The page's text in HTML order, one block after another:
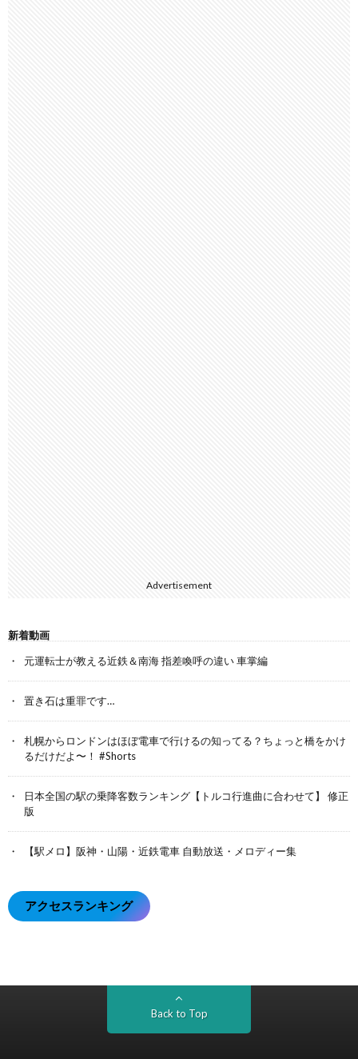
Advertisement
新着動画
元運転士が教える近鉄＆南海 指差喚呼の違い 車掌編
置き石は重罪です…
札幌からロンドンはほぼ電車で行けるの知ってる？ちょっと橋をかけ
るだけだよ〜！ #Shorts
日本全国の駅の乗降客数ランキング【トルコ行進曲に合わせて】 修正
版
【駅メロ】阪神・山陽・近鉄電車 自動放送・メロディー集
アクセスランキング
Back to Top